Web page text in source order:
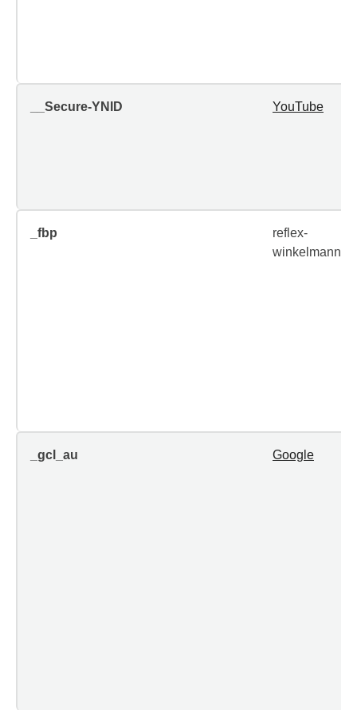
__Secure-YNID YouTube
_fbp
reflex-
_gcl_au Google